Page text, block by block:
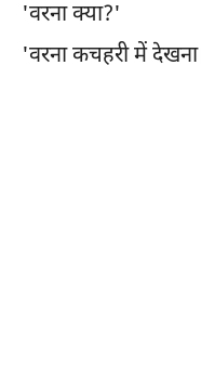
'वरना क्या?'
'वरना कचहरी में